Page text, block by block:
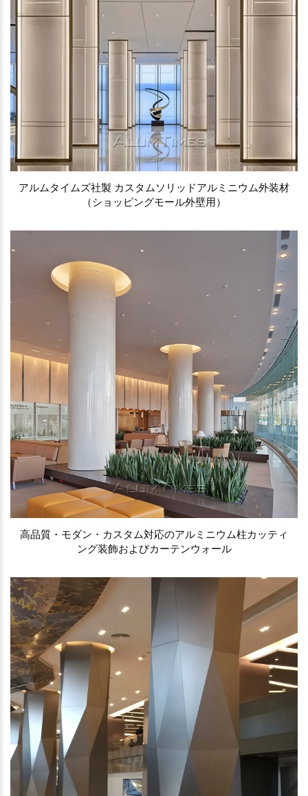
アルムタイムズ社製 カスタムソリッドアルミニウム外装材
（ショッピングモール外壁用）
高品質・モダン・カスタム対応のアルミニウム柱カッティ
ング装飾およびカーテンウォール